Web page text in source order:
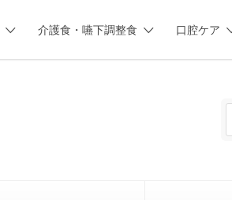
介護食・嚥下調整食 口腔ケア